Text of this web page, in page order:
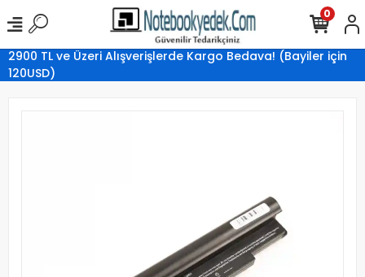
2900 TL ve Üzeri Alışverişlerde Kargo Bedava! (Bayiler için
120USD)
0